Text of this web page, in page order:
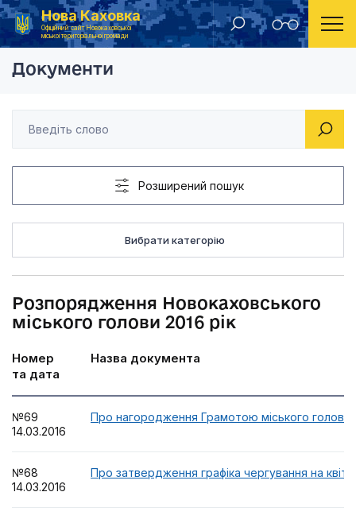
Нова Каховка
Офіційний сайт Новокаховської
міської територіальної громади
Головна Розпорядження Новокаховського міського
Документи
Розширений пошук
Вибрати категорію
Розпорядження Новокаховського
міського голови 2016 рік
Номер
та дата
Назва документа
№69
14.03.2016
Про нагородження Грамотою міського голови
№68
14.03.2016
Про затвердження графіка чергування на